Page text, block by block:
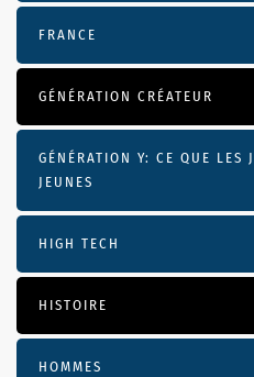
FRANCE
GÉNÉRATION CRÉATEUR
GÉNÉRATION Y: CE QUE LES
JEUNES
HIGH TECH
HISTOIRE
HOMMES